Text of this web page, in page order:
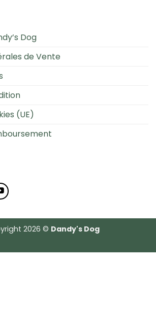
Dog
de Vente
(UE)
2026 © Dandy's Dog